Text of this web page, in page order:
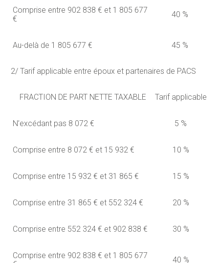
Comprise entre 902 838 € et 1 805 677
€
40 %
Au-delà de 1 805 677 € 45 %
2/ Tarif applicable entre époux et partenaires de PACS
FRACTION DE PART NETTE TAXABLE Tarif applicable
N’excédant pas 8 072 € 5 %
Comprise entre 8 072 € et 15 932 € 10 %
Comprise entre 15 932 € et 31 865 € 15 %
Comprise entre 31 865 € et 552 324 € 20 %
Comprise entre 552 324 € et 902 838 € 30 %
Comprise entre 902 838 € et 1 805 677
40 %